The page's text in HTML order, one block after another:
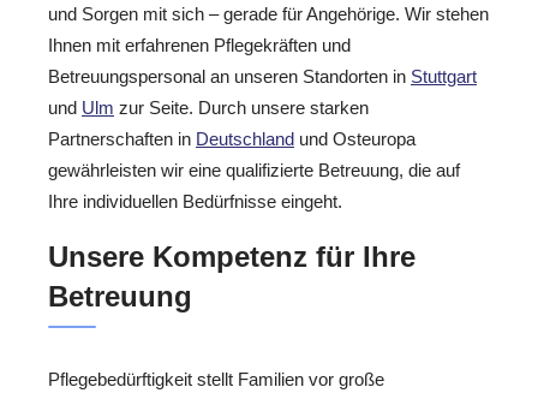
und Sorgen mit sich – gerade für Angehörige. Wir stehen
Ihnen mit erfahrenen Pflegekräften und
Betreuungspersonal an unseren Standorten in Stuttgart
und Ulm zur Seite. Durch unsere starken
Partnerschaften in Deutschland und Osteuropa
gewährleisten wir eine qualifizierte Betreuung, die auf
Ihre individuellen Bedürfnisse eingeht.
Unsere Kompetenz für Ihre
Betreuung
Pflegebedürftigkeit stellt Familien vor große